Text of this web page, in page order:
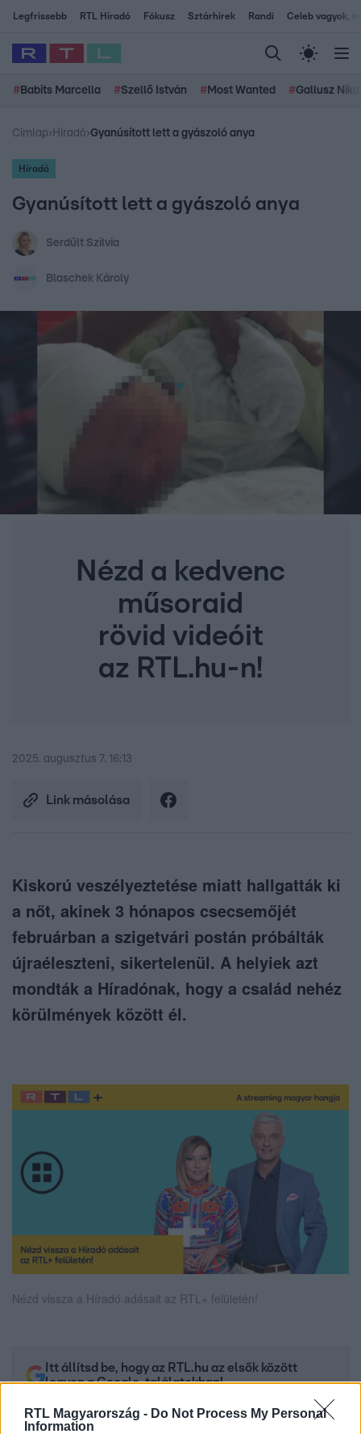
RTL Magyarország - Do Not Process My Personal
Information
Legfrissebb RTL Híradó Fókusz Sztárhírek Randi Celeb vagyok,
# Babits Marcella #Szellő István # Most Wanted #Gallusz
Címlap› Híradó›Gyanúsított lett a gyászoló anya
Híradó
Gyanúsított lett a gyászoló anya
Serdült Szilvia
Blaschek Károly
Nézd a kedvenc
műsoraid
rövid videóit
az RTL.hu-n!
2025. augusztus 7. 16:13
Link másolása
Kiskorú veszélyeztetése miatt hallgatták ki
a nőt, akinek 3 hónapos csecsemőjét
februárban a szigetvári postán próbálták
újraéleszteni, sikertelenül. A helyiek azt
mondták a Híradónak, hogy a család nehéz
körülmények között él.
Nézd vissza a Híradó adásait az RTL+ felületén!
Itt állítsd be, hogy az RTL.hu az elsők között
legyen a Google-találatokban!